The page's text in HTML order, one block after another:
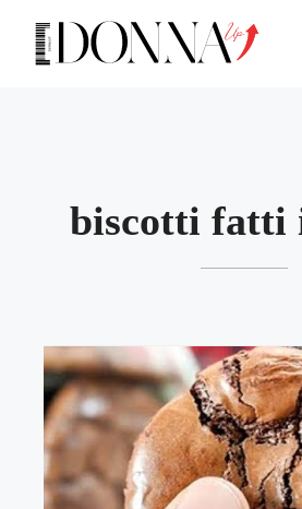
contenuto
biscotti fatti